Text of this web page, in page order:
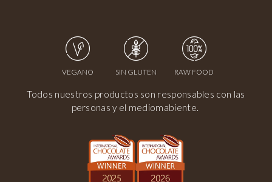
VEGANO SIN GLUTEN RAW FOOD
Todos nuestros productos son responsables con las
personas y el mediomabiente.